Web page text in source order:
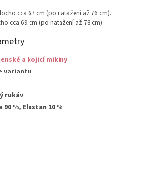
cca 67 cm (po natažení až 76 cm).
cca 69 cm (po natažení až 78 cm).
a kojicí mikiny
variantu
rukáv
90 %, Elastan 10 %